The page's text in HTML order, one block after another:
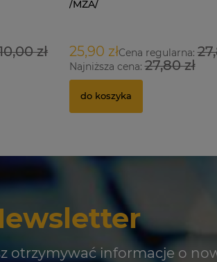
zł
/MZA/
25,90 złCena regularna:
Najniższa cena:27,80 zł
do koszyka
otrzymywać informacje o